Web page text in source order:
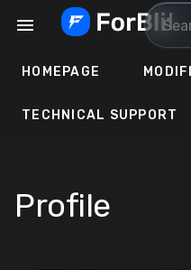
menu
HOMEPAGE
TECHNICAL SUPPORT
Profile